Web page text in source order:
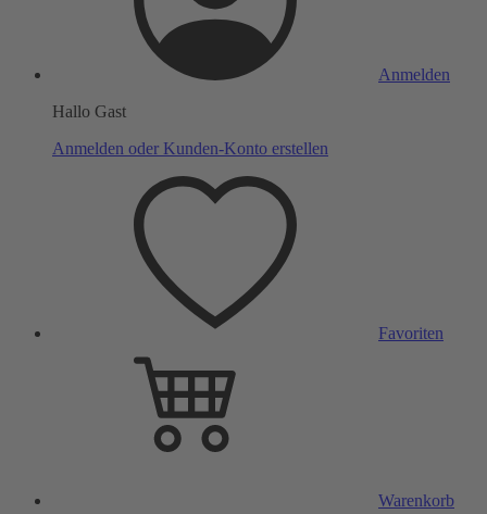
Anmelden
Hallo Gast
Anmelden oder Kunden-Konto erstellen
Favoriten
Warenkorb